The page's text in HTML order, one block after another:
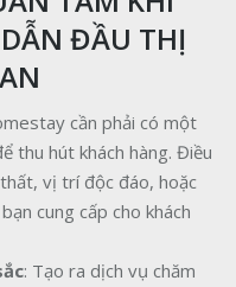
ĐẦU THỊ
cần phải có một
thu hút khách hàng. Điều
vị trí độc đáo, hoặc
cung cấp cho khách
: Tạo ra dịch vụ chăm